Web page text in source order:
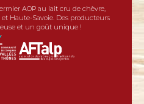
AOP au lait cru de chèvre,
Haute-Savoie. Des producteurs
et un goût unique !